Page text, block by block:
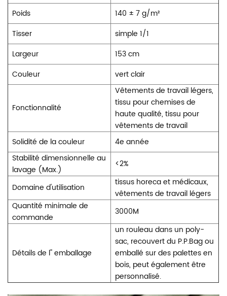
Poids
140 ± 7 g/m²
Tisser
simple 1/1
Largeur
153 cm
Couleur
vert clair
Fonctionnalité
Vêtements de travail légers,
tissu pour chemises de
haute qualité, tissu pour
vêtements de travail
Solidité de la couleur
4e année
Stabilité dimensionnelle au
lavage (Max.)
<2%
Domaine d'utilisation
tissus horeca et médicaux,
vêtements de travail légers
Quantité minimale de
commande
3000M
Détails de l'' emballage
un rouleau dans un poly-
sac, recouvert du P.P.Bag ou
emballé sur des palettes en
bois, peut également être
personnalisé.